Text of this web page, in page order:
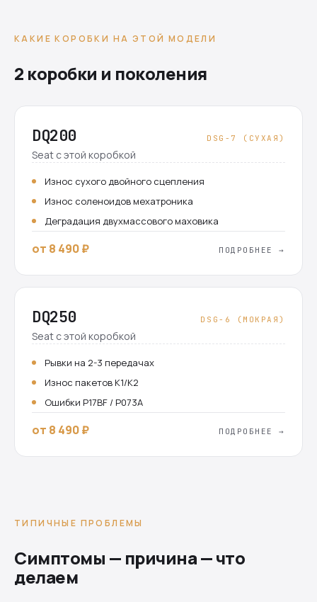
КАКИЕ КОРОБКИ НА ЭТОЙ МОДЕЛИ
2 коробки и поколения
DQ200 DSG-7 (СУХАЯ)
Seat с этой коробкой
Износ сухого двойного сцепления
Износ соленоидов мехатроника
Деградация двухмассового маховика
от 8 490 ₽ ПОДРОБНЕЕ →
DQ250 DSG-6 (МОКРАЯ)
Seat с этой коробкой
Рывки на 2-3 передачах
Износ пакетов K1/K2
Ошибки P17BF / P073A
от 8 490 ₽ ПОДРОБНЕЕ →
ТИПИЧНЫЕ ПРОБЛЕМЫ
Симптомы — причина — что
делаем